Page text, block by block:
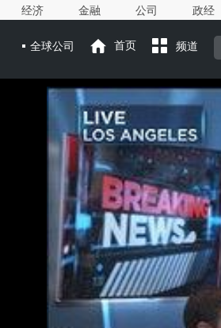
经济 金融 公司 政经
全球公司 首页 频道